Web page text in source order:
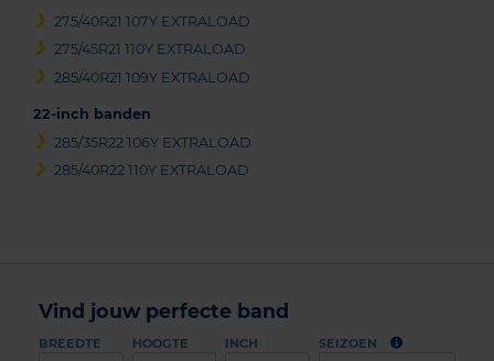
275/40R21 107Y EXTRALOAD
275/45R21 110Y EXTRALOAD
285/40R21 109Y EXTRALOAD
22-inch banden
285/35R22 106Y EXTRALOAD
285/40R22 110Y EXTRALOAD
Vind jouw perfecte band
BREEDTE HOOGTE INCH SEIZOEN